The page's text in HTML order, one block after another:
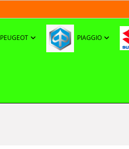
PEUGEOT PIAGGIO